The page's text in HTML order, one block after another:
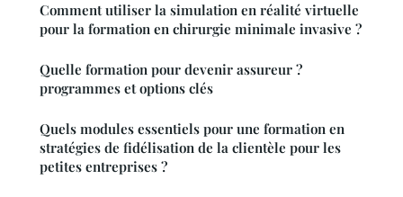
Comment utiliser la simulation en réalité virtuelle
pour la formation en chirurgie minimale invasive ?
Quelle formation pour devenir assureur ?
programmes et options clés
Quels modules essentiels pour une formation en
stratégies de fidélisation de la clientèle pour les
petites entreprises ?